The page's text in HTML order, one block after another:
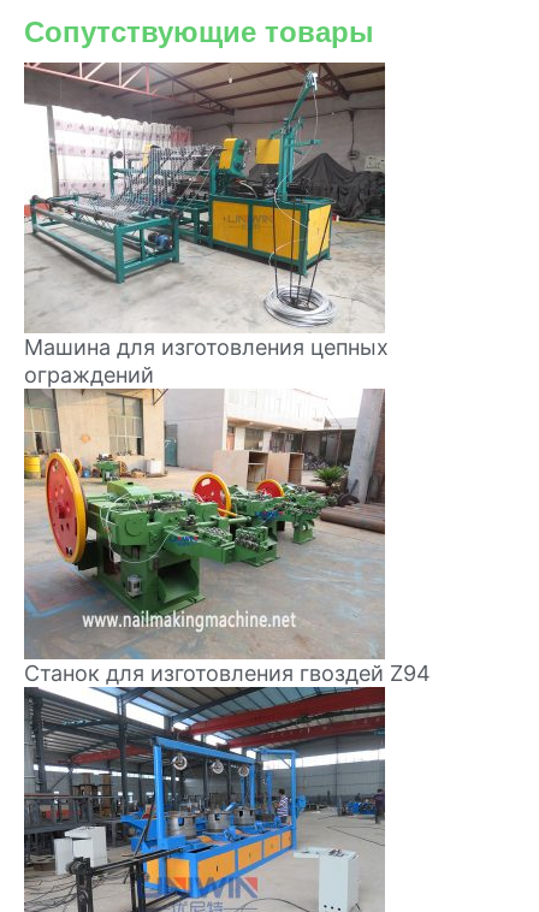
Сопутствующие товары
Машина для изготовления цепных
ограждений
Станок для изготовления гвоздей Z94